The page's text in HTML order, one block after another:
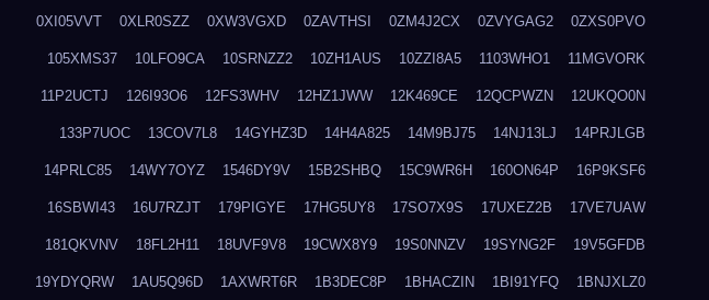
0XI05VVT 0XLR0SZZ 0XW3VGXD 0ZAVTHSI 0ZM4J2CX 0ZVYGAG2 0ZXS0PVO
105XMS37 10LFO9CA 10SRNZZ2 10ZH1AUS 10ZZI8A5 1103WHO1 11MGVORK
11P2UCTJ 126I93O6 12FS3WHV 12HZ1JWW 12K469CE 12QCPWZN 12UKQO0N
133P7UOC 13COV7L8 14GYHZ3D 14H4A825 14M9BJ75 14NJ13LJ 14PRJLGB
14PRLC85 14WY7OYZ 1546DY9V 15B2SHBQ 15C9WR6H 160ON64P 16P9KSF6
16SBWI43 16U7RZJT 179PIGYE 17HG5UY8 17SO7X9S 17UXEZ2B 17VE7UAW
181QKVNV 18FL2H11 18UVF9V8 19CWX8Y9 19S0NNZV 19SYNG2F 19V5GFDB
19YDYQRW 1AU5Q96D 1AXWRT6R 1B3DEC8P 1BHACZIN 1BI91YFQ 1BNJXLZ0